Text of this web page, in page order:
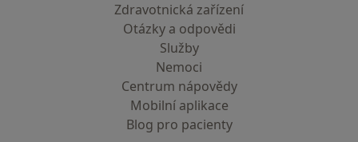
Zdravotnická zařízení
Otázky a odpovědi
Služby
Nemoci
Centrum nápovědy
Mobilní aplikace
Blog pro pacienty